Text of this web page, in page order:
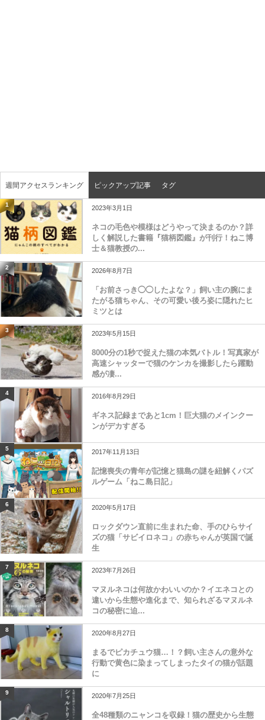
週間アクセスランキング ピックアップ記事 タグ
1 2023年3月1日
ネコの毛色や模様はどうやって決まるのか？詳
しく解説した書籍『猫柄図鑑』が刊行！ねこ博
士＆猫教授の...
2 2026年8月7日
「お前さっき◯◯したよな？」飼い主の腕にま
たがる猫ちゃん、その可愛い後ろ姿に隠れたヒ
ミツとは
3 2023年5月15日
8000分の1秒で捉えた猫の本気バトル！写真家が
高速シャッターで猫のケンカを撮影したら躍動
感が凄...
4 2016年8月29日
ギネス記録まであと1cm！巨大猫のメインクー
ンがデカすぎる
5 2017年11月13日
記憶喪失の青年が記憶と猫島の謎を紐解くパズ
ルゲーム「ねこ島日記」
6 2020年5月17日
ロックダウン直前に生まれた命、手のひらサイ
ズの猫「サビイロネコ」の赤ちゃんが英国で誕
生
7 2023年7月26日
マヌルネコは何故かわいいのか？イエネコとの
違いから生態や進化まで、知られざるマヌルネ
コの秘密に迫...
8 2020年8月27日
まるでピカチュウ猫…！？飼い主さんの意外な
行動で黄色に染まってしまったタイの猫が話題
に
9 2020年7月25日
全48種類のニャンコを収録！猫の歴史から生態